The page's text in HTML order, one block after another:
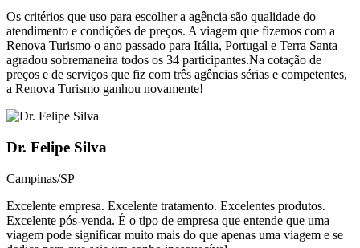
Os critérios que uso para escolher a agência são qualidade do
atendimento e condições de preços. A viagem que fizemos com a
Renova Turismo o ano passado para Itália, Portugal e Terra Santa
agradou sobremaneira todos os 34 participantes.Na cotação de
preços e de serviços que fiz com três agências sérias e competentes,
a Renova Turismo ganhou novamente!
Dr. Felipe Silva
Campinas/SP
Excelente empresa. Excelente tratamento. Excelentes produtos.
Excelente pós-venda. É o tipo de empresa que entende que uma
viagem pode significar muito mais do que apenas uma viagem e se